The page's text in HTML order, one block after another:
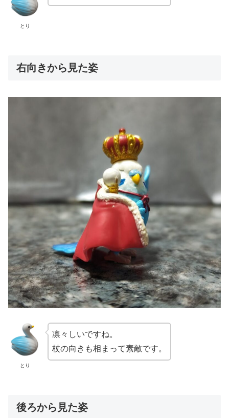
とり
右向きから見た姿
とり
凛々しいですね。
杖の向きも相まって素敵です。
後ろから見た姿